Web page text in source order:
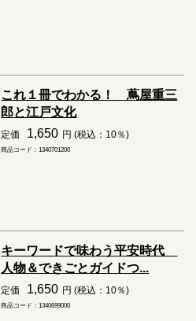
これ１冊でわかる！ 蔦屋重三
郎と江戸文化
定価 1,650 円 (税込：10％)
商品コード：1340701200
キーワードで味わう平安時代
人物＆できごとガイドつ...
定価 1,650 円 (税込：10％)
商品コード：1340699000